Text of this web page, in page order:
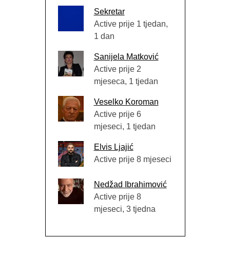
Sekretar
Active prije 1 tjedan,
1 dan
Sanijela Matković
Active prije 2
mjeseca, 1 tjedan
Veselko Koroman
Active prije 6
mjeseci, 1 tjedan
Elvis Ljajić
Active prije 8 mjeseci
Nedžad Ibrahimović
Active prije 8
mjeseci, 3 tjedna